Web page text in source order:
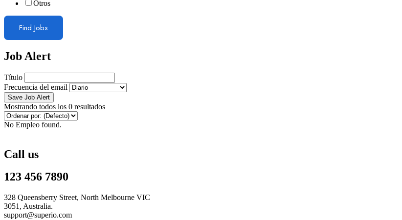
Otros
Find Jobs
Job Alert
Título
Frecuencia del email
Save Job Alert
Mostrando todos los 0 resultados
No Empleo found.
Call us
123 456 7890
328 Queensberry Street, North Melbourne VIC
3051, Australia.
support@superio.com